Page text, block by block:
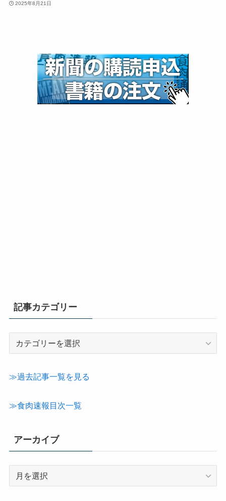
2025年8月21日
記事カテゴリー
テ
≫過去記事一覧を見る
≫食肉速報目次一覧
アーカイブ